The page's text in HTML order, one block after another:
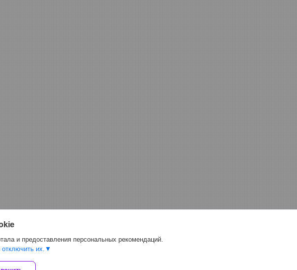
и предоставления персональных рекомендаций.
их.